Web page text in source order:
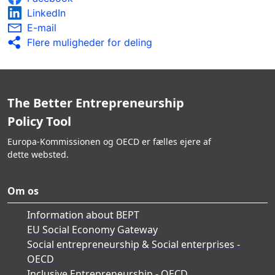
LinkedIn
E-mail
Flere muligheder for deling
The Better Entrepreneurship
Policy Tool
Europa-Kommissionen og OECD er fælles ejere af
dette websted.
Om os
Information about BEPT
EU Social Economy Gateway
Social entrepreneurship & Social enterprises -
OECD